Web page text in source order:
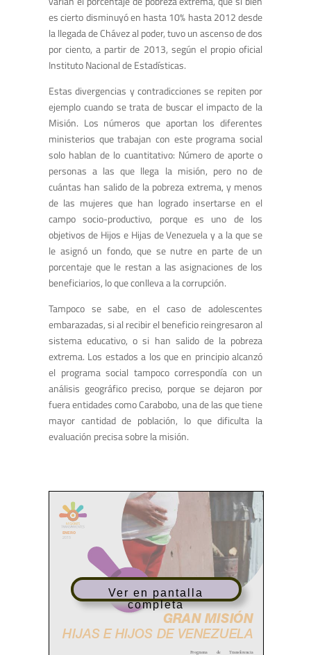
es cierto disminuyó en hasta 10% hasta 2012 desde
la llegada de Chávez al poder, tuvo un ascenso de dos
por ciento, a partir de 2013, según el propio oficial
Instituto Nacional de Estadísticas.
Estas divergencias y contradicciones se repiten por
ejemplo cuando se trata de buscar el impacto de la
Misión. Los números que aportan los diferentes
ministerios que trabajan con este programa social
solo hablan de lo cuantitativo: Número de aporte o
personas a las que llega la misión, pero no de
cuántas han salido de la pobreza extrema, y menos
de las mujeres que han logrado insertarse en el
campo socio-productivo, porque es uno de los
objetivos de Hijos e Hijas de Venezuela y a la que se
le asignó un fondo, que se nutre en parte de un
porcentaje que le restan a las asignaciones de los
beneficiarios, lo que conlleva a la corrupción.
Tampoco se sabe, en el caso de adolescentes
embarazadas, si al recibir el beneficio reingresaron al
sistema educativo, o si han salido de la pobreza
extrema. Los estados a los que en principio alcanzó
el programa social tampoco correspondía con un
análisis geográfico preciso, porque se dejaron por
fuera entidades como Carabobo, una de las que tiene
mayor cantidad de población, lo que dificulta la
evaluación precisa sobre la misión.
Ver en pantalla
completa